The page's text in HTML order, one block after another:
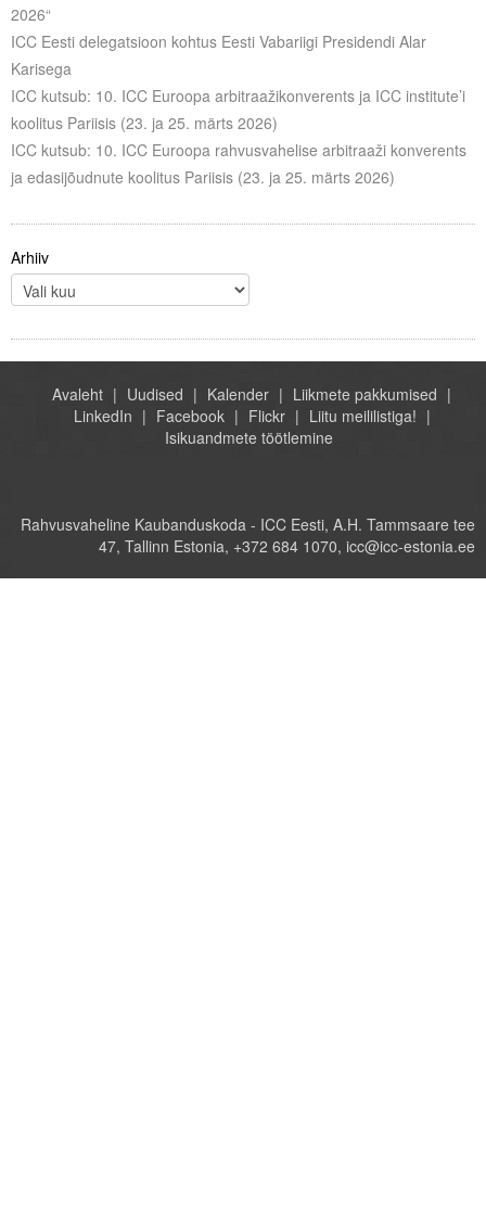
2026“
ICC Eesti delegatsioon kohtus Eesti Vabariigi Presidendi Alar
Karisega
ICC kutsub: 10. ICC Euroopa arbitraažikonverents ja ICC institute’i
koolitus Pariisis (23. ja 25. märts 2026)
ICC kutsub: 10. ICC Euroopa rahvusvahelise arbitraaži konverents
ja edasijõudnute koolitus Pariisis (23. ja 25. märts 2026)
Arhiiv
Avaleht Uudised Kalender
Liikmete pakkumised
LinkedIn
Facebook Flickr
Liitu meililistiga!
Isikuandmete töötlemine
Rahvusvaheline Kaubanduskoda - ICC Eesti, A.H. Tammsaare tee
47, Tallinn Estonia, +372 684 1070, icc@icc-estonia.ee